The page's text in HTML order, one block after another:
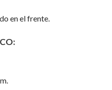
en el frente.